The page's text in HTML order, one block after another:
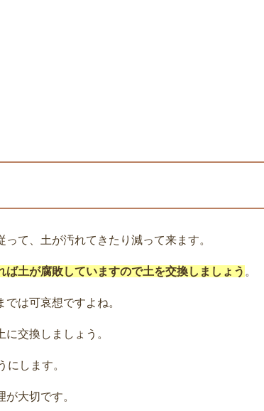
て、土が汚れてきたり減って来ます。
土が腐敗していますので土を交換しましょう 。
は可哀想ですよね。
交換しましょう。
します。
大切です。